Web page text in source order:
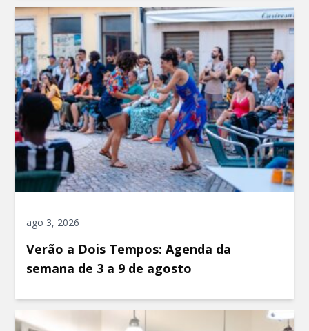
ago 3, 2026
Verão a Dois Tempos: Agenda da
semana de 3 a 9 de agosto